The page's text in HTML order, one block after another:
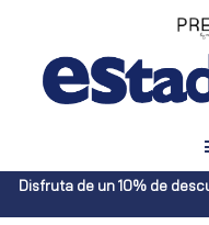
Disfruta de un 10% de